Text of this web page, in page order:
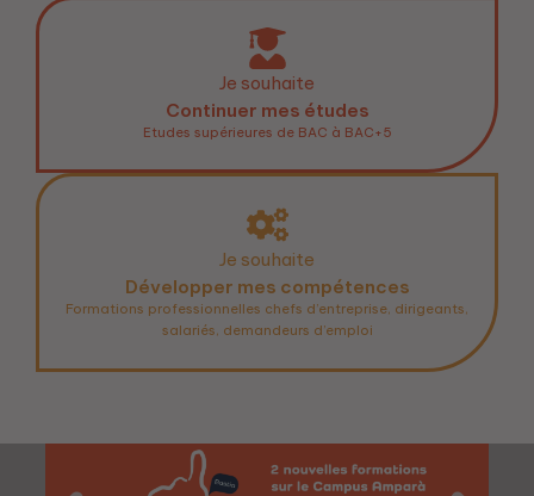
Je souhaite
Continuer mes études
Etudes supérieures de BAC à BAC+5
Je souhaite
Développer mes compétences
Formations professionnelles chefs d’entreprise, dirigeants,
salariés, demandeurs d’emploi